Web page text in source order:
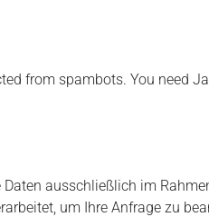
from spambots. You need
ausschließlich im
um Ihre Anfrage zu